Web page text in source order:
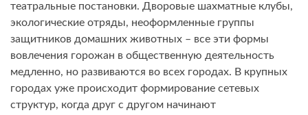
театральные постановки. Дворовые шахматные клубы,
экологические отряды, неоформленные группы
защитников домашних животных – все эти формы
вовлечения горожан в общественную деятельность
медленно, но развиваются во всех городах. В крупных
городах уже происходит формирование сетевых
структур, когда друг с другом начинают